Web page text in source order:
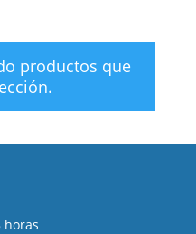
productos que
horas